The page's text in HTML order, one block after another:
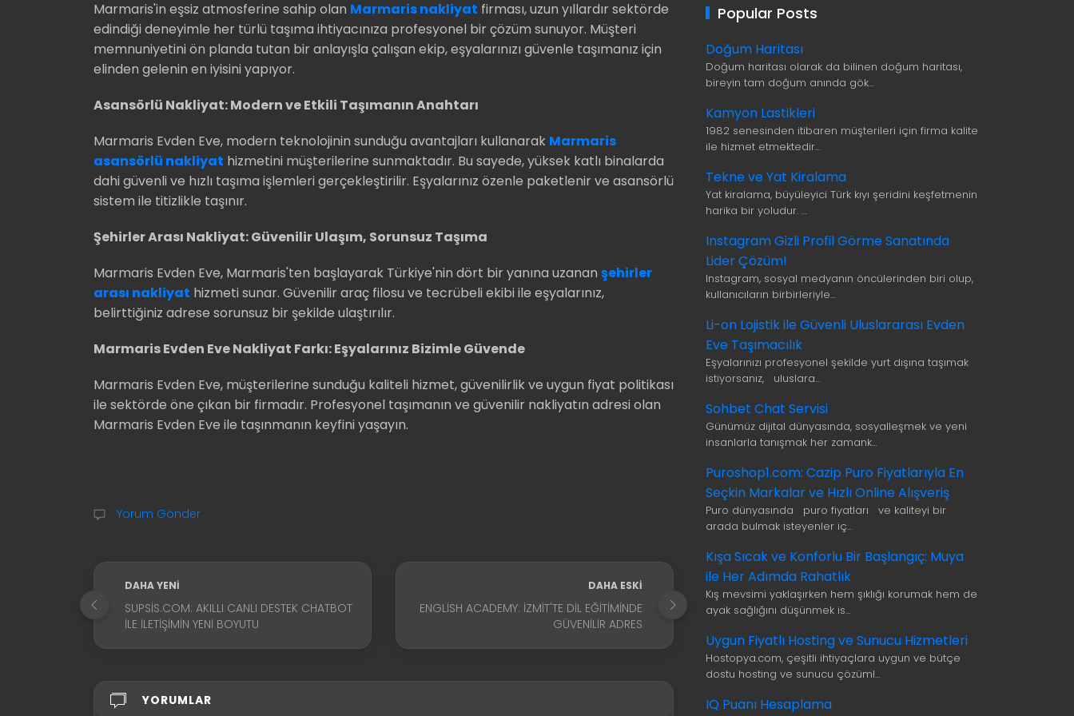
Marmaris'in eşsiz atmosferine sahip olan Marmaris nakliyat firması, uzun yıllardır sektörde
edindiği deneyimle her türlü taşıma ihtiyacınıza profesyonel bir çözüm sunuyor. Müşteri
memnuniyetini ön planda tutan bir anlayışla çalışan ekip, eşyalarınızı güvenle taşımanız için
elinden gelenin en iyisini yapıyor.
Asansörlü Nakliyat: Modern ve Etkili Taşımanın Anahtarı
Marmaris Evden Eve, modern teknolojinin sunduğu avantajları kullanarak Marmaris
asansörlü nakliyat hizmetini müşterilerine sunmaktadır. Bu sayede, yüksek katlı binalarda
dahi güvenli ve hızlı taşıma işlemleri gerçekleştirilir. Eşyalarınız özenle paketlenir ve asansörlü
sistem ile titizlikle taşınır.
Şehirler Arası Nakliyat: Güvenilir Ulaşım, Sorunsuz Taşıma
Marmaris Evden Eve, Marmaris'ten başlayarak Türkiye'nin dört bir yanına uzanan şehirler
arası nakliyat hizmeti sunar. Güvenilir araç filosu ve tecrübeli ekibi ile eşyalarınız,
belirttiğiniz adrese sorunsuz bir şekilde ulaştırılır.
Marmaris Evden Eve Nakliyat Farkı: Eşyalarınız Bizimle Güvende
Marmaris Evden Eve, müşterilerine sunduğu kaliteli hizmet, güvenilirlik ve uygun fiyat politikası
ile sektörde öne çıkan bir firmadır. Profesyonel taşımanın ve güvenilir nakliyatın adresi olan
Marmaris Evden Eve ile taşınmanın keyfini yaşayın.
Yorum Gönder
DAHA YENI
SUPSIS.COM: AKILLI CANLI DESTEK CHATBOT
İLE İLETIŞIMIN YENI BOYUTU
DAHA ESKI
ENGLISH ACADEMY: İZMIT'TE DIL EĞITIMINDE
GÜVENILIR ADRES
YORUMLAR
Popular Posts
Doğum Haritası
Doğum haritası olarak da bilinen doğum haritası,
bireyin tam doğum anında gök…
Kamyon Lastikleri
1982 senesinden itibaren müşterileri için firma kalite
ile hizmet etmektedir…
Tekne ve Yat Kiralama
Yat kiralama, büyüleyici Türk kıyı şeridini keşfetmenin
harika bir yoludur. …
Instagram Gizli Profil Görme Sanatında
Lider Çözüm!
Instagram, sosyal medyanın öncülerinden biri olup,
kullanıcıların birbirleriyle…
Li-on Lojistik ile Güvenli Uluslararası Evden
Eve Taşımacılık
Eşyalarınızı profesyonel şekilde yurt dışına taşımak
istiyorsanız, uluslara…
Sohbet Chat Servisi
Günümüz dijital dünyasında, sosyalleşmek ve yeni
insanlarla tanışmak her zamank…
Puroshop1.com: Cazip Puro Fiyatlarıyla En
Seçkin Markalar ve Hızlı Online Alışveriş
Puro dünyasında puro fiyatları ve kaliteyi bir
arada bulmak isteyenler iç…
Kışa Sıcak ve Konforlu Bir Başlangıç: Muya
ile Her Adımda Rahatlık
Kış mevsimi yaklaşırken hem şıklığı korumak hem de
ayak sağlığını düşünmek is…
Uygun Fiyatlı Hosting ve Sunucu Hizmetleri
Hostopya.com, çeşitli ihtiyaçlara uygun ve bütçe
dostu hosting ve sunucu çözüml…
IQ Puanı Hesaplama